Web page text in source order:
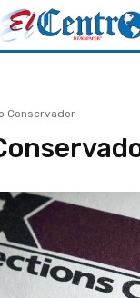
Conservador